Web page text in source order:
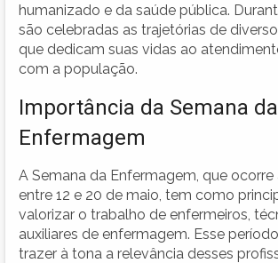
humanizado e da saúde pública.
são celebradas as trajetórias de
que dedicam suas vidas ao
com a população.
Importância da Semana da
Enfermagem
A Semana da Enfermagem, que
entre 12 e 20 de maio, tem como
valorizar o trabalho de enfermeiros,
auxiliares de enfermagem. Esse
trazer à tona a relevância desses